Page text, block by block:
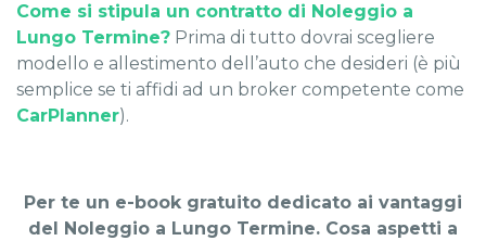
Come si stipula un contratto di Noleggio a
Lungo Termine? Prima di tutto dovrai scegliere
modello e allestimento dell’auto che desideri (è più
semplice se ti affidi ad un broker competente come
CarPlanner).
Per te un e-book gratuito dedicato ai vantaggi
del Noleggio a Lungo Termine. Cosa aspetti a